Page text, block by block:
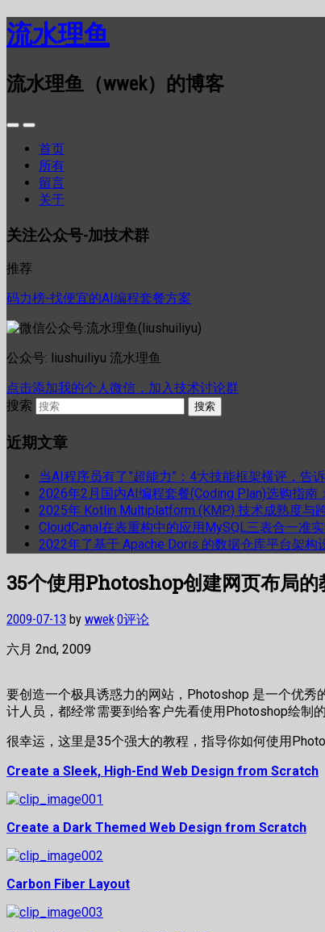
流水理鱼
流水理鱼（wwek）的博客
首页
所有
留言
关于
关注公众号-加技术群
推荐
码力榜-找便宜的AI编程套餐方案
公众号: liushuiliyu 流水理鱼
点击添加我的个人微信，加入技术讨论群
搜索
近期文章
当AI程序员有了”超能力”：4大技能框架横评，告
2026年2月国内AI编程套餐(Coding Plan)选购指南
2025年 Kotlin Multiplatform (KMP) 技术成熟度与
CloudCanal在表重构中的应用MySQL三表合一准
2022年了基于 Apache Doris 的数据仓库平台架构
35个使用Photoshop创建网页布局的
2009-07-13 by wwek·0评论
六月 2nd, 2009
要创造一个极具诱惑力的网站，Photoshop 是一个优
计人员，都经常需要到给客户先看使用Photoshop绘制的
很幸运，这里是35个强大的教程，指导你如何使用
Create a Sleek, High-End Web Design from Scratch
Create a Dark Themed Web Design from Scratch
Carbon Fiber Layout